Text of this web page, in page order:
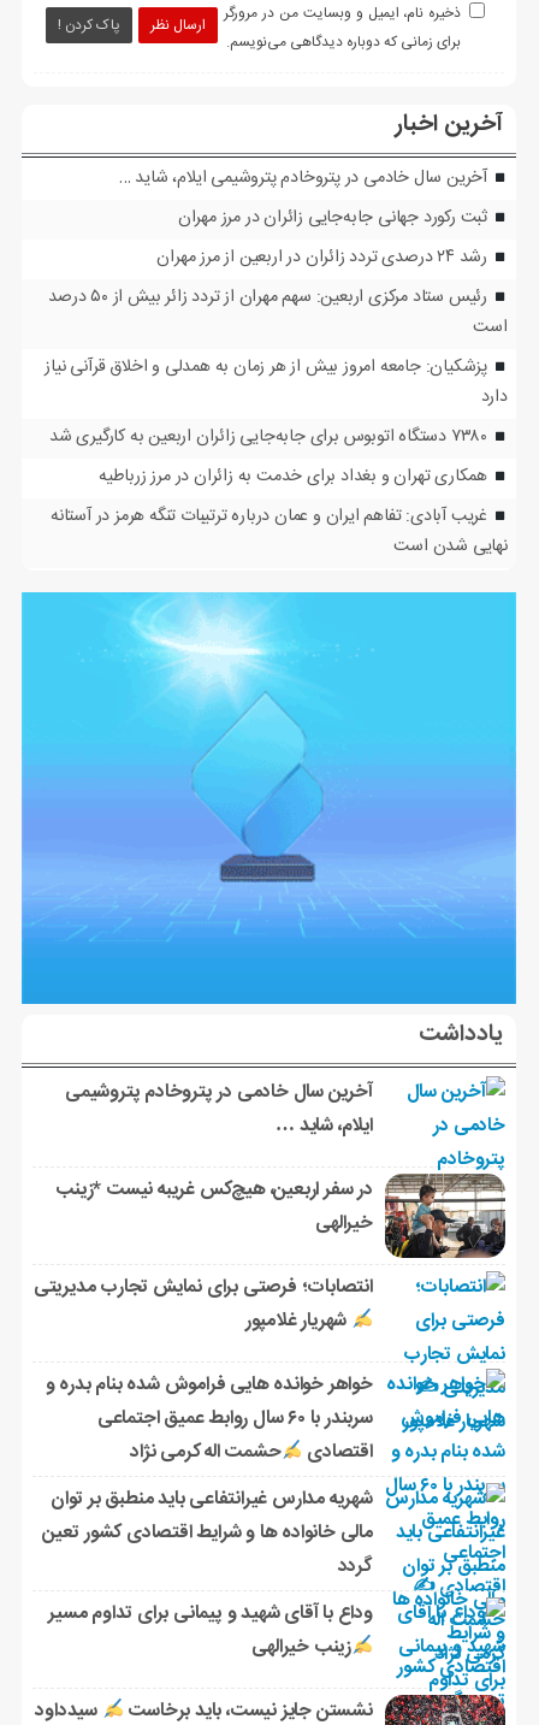
ارسال نظر پاک کردن !
ذخیره نام، ایمیل و وبسایت من در مرورگر
برای زمانی که دوباره دیدگاهی می‌نویسم.
آخرین اخبار
آخرین سال خادمی در پتروخادم پتروشیمی ایلام، شاید …
ثبت رکورد جهانی جابه‌جایی زائران در مرز مهران
رشد ۲۴ درصدی تردد زائران در اربعین از مرز مهران
رئیس ستاد مرکزی اربعین: سهم مهران از تردد زائر بیش از ۵۰ درصد
است
پزشکیان: جامعه امروز بیش از هر زمان به همدلی و اخلاق قرآنی نیاز
دارد
۷۳۸۰ دستگاه اتوبوس برای جابه‌جایی زائران اربعین به‌ کارگیری شد
همکاری تهران و بغداد برای خدمت به زائران در مرز زرباطیه
غریب آبادی: تفاهم ایران و عمان درباره ترتیبات تنگه هرمز در آستانه
نهایی شدن است
یادداشت
آخرین سال خادمی در پتروخادم پتروشیمی
ایلام، شاید …
در سفر اربعین، هیچ‌کس غریبه نیست *زینب
خیرالهی
انتصابات؛ فرصتی برای نمایش تجارب مدیریتی
شهریار غلامپور
خواهر خوانده هایی فراموش شده بنام بدره و
سربندر با ۶۰ سال روابط عمیق اجتماعی
اقتصادی
حشمت اله کرمی نژاد
شهریه مدارس غیرانتفاعی باید منطبق بر توان
مالی خانواده ها و شرایط اقتصادی کشور تعین
گردد
وداع با آقای شهید و پیمانی برای تداوم مسیر
زینب خیرالهی
نشستن جایز نیست، باید برخاست سیدداود